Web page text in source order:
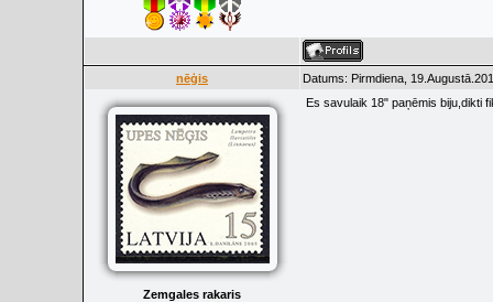
nēģis Datums: Pirmdiena,
Zemgales rakaris
Es savulaik 18" paņēmis biju,dikti